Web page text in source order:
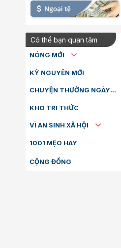
Có thể bạn quan tâm
NÓNG MỚI
KỶ NGUYÊN MỚI
CHUYỆN THƯỜNG NGÀY
KHO TRI THỨC
VÌ AN SINH XÃ HỘI
1001 MẸO HAY
CỘNG ĐỒNG